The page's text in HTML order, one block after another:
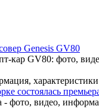
Genesis GV80
кар GV80: фото,
характеристики
состоялась
фото, видео,